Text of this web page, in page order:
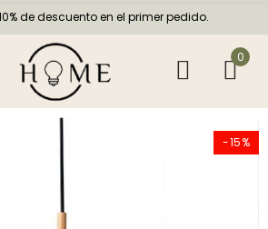
de descuento en el primer pedido.
0
-15%